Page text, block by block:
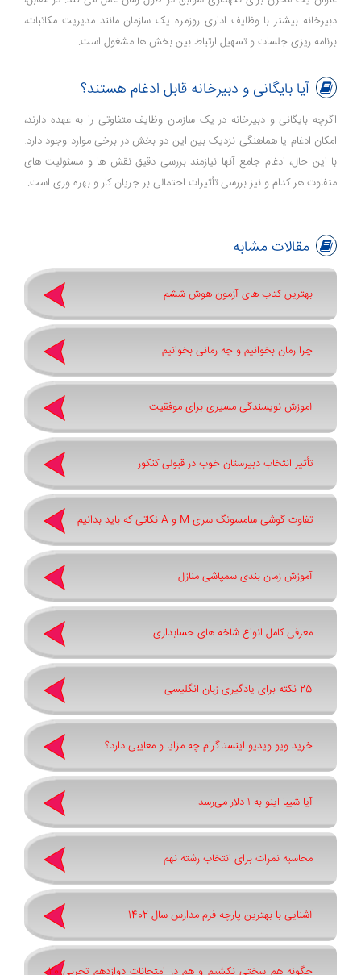
دبیرخانه بیشتر با وظایف اداری روزمره یک سازمان مانند مدیریت مکاتبات،
برنامه‌ ریزی جلسات و تسهیل ارتباط بین بخش ‌ها مشغول است.
آیا بایگانی و دبیرخانه قابل ادغام هستند؟
اگرچه بایگانی و دبیرخانه در یک سازمان وظایف متفاوتی را به عهده دارند،
امکان ادغام یا هماهنگی نزدیک بین این دو بخش در برخی موارد وجود دارد.
با این حال، ادغام جامع آنها نیازمند بررسی دقیق نقش ‌ها و مسئولیت ‌های
متفاوت هر کدام و نیز بررسی تأثیرات احتمالی بر جریان کار و بهره‌ وری است.
مقالات مشابه
بهترین کتاب های آزمون هوش ششم
چرا رمان بخوانیم و چه رمانی بخوانیم
آموزش نویسندگی مسیری برای موفقیت
تأثیر انتخاب دبیرستان خوب در قبولی کنکور
تفاوت گوشی سامسونگ سری ‏M‏ و ‏A نکاتی که باید بدانیم
آموزش زمان بندی سمپاشی منازل
معرفی کامل انواع شاخه های حسابداری
25 نکته برای یادگیری زبان انگلیسی
خرید ویو ویدیو اینستاگرام چه مزایا و معایبی دارد؟
آیا شیبا اینو به ۱ دلار می‌رسد
محاسبه نمرات برای انتخاب رشته نهم
آشنایی با بهترین پارچه فرم مدارس سال 1402